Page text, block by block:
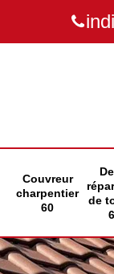
Couvreur
charpentier
60
de